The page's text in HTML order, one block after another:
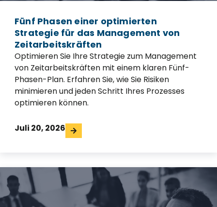
Fünf Phasen einer optimierten
Strategie für das Management von
Zeitarbeitskräften
Optimieren Sie Ihre Strategie zum Management
von Zeitarbeitskräften mit einem klaren Fünf-
Phasen-Plan. Erfahren Sie, wie Sie Risiken
minimieren und jeden Schritt Ihres Prozesses
optimieren können.
Juli 20, 2026